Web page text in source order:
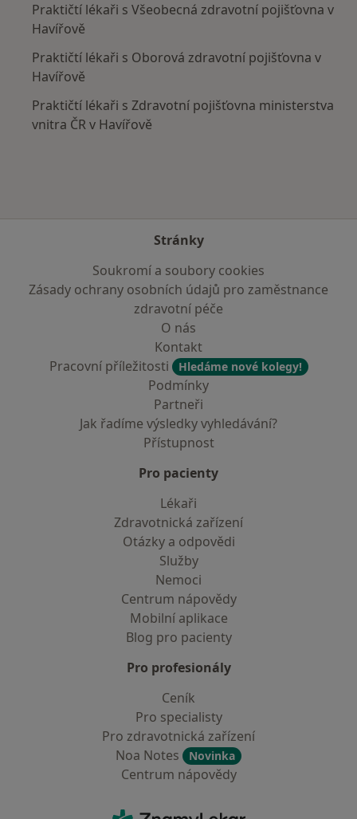
Praktičtí lékaři s Všeobecná zdravotní pojišťovna v
Havířově
Praktičtí lékaři s Oborová zdravotní pojišťovna v
Havířově
Praktičtí lékaři s Zdravotní pojišťovna ministerstva
vnitra ČR v Havířově
Stránky
Soukromí a soubory cookies
Zásady ochrany osobních údajů pro zaměstnance
zdravotní péče
O nás
Kontakt
Pracovní příležitosti
Hledáme nové kolegy!
Podmínky
Partneři
Jak řadíme výsledky vyhledávání?
Přístupnost
Pro pacienty
Lékaři
Zdravotnická zařízení
Otázky a odpovědi
Služby
Nemoci
Centrum nápovědy
Mobilní aplikace
Blog pro pacienty
Pro profesionály
Ceník
Pro specialisty
Pro zdravotnická zařízení
Noa Notes
Novinka
Centrum nápovědy
ZnamyLekar - Hlavní stránka